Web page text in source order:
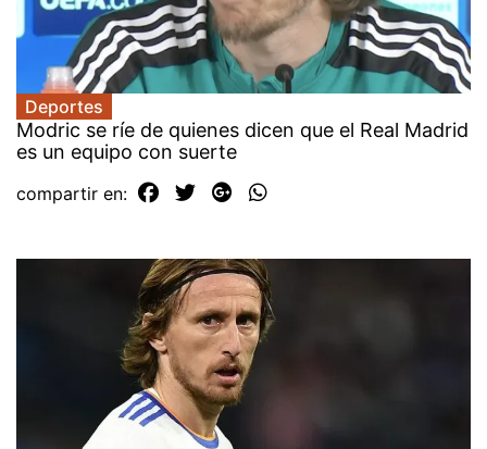
Deportes
Modric se ríe de quienes dicen que el Real Madrid
es un equipo con suerte
compartir en: